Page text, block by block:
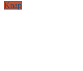
Knap